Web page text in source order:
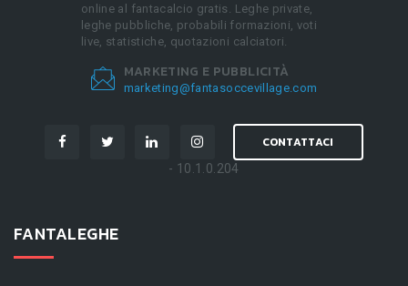
online al fantacalcio gratis. Leghe private,
leghe pubbliche, probabili formazioni, voti
live, statistiche, quotazioni calciatori.
MARKETING E PUBBLICITÀ
marketing@fantasoccevillage.com
CONTATTACI
- 10.1.0.204
FANTALEGHE